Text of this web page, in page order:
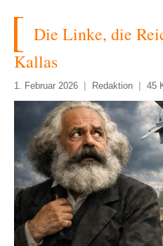
Die Linke, die
Kallas
1. Februar 2026 Redaktion 45